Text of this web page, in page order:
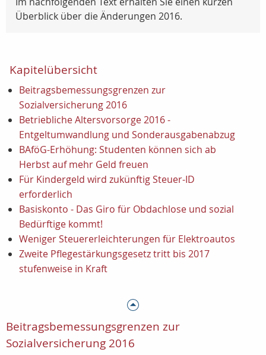
Überblick über die Änderungen 2016.
Kapitelübersicht
Beitragsbemessungsgrenzen zur
Sozialversicherung 2016
Betriebliche Altersvorsorge 2016 -
Entgeltumwandlung und Sonderausgabenabzug
BAföG-Erhöhung: Studenten können sich ab
Herbst auf mehr Geld freuen
Für Kindergeld wird zukünftig Steuer-ID
erforderlich
Basiskonto - Das Giro für Obdachlose und sozial
Bedürftige kommt!
Weniger Steuererleichterungen für Elektroautos
Zweite Pflegestärkungsgesetz tritt bis 2017
stufenweise in Kraft
Beitragsbemessungsgrenzen zur
Sozialversicherung 2016